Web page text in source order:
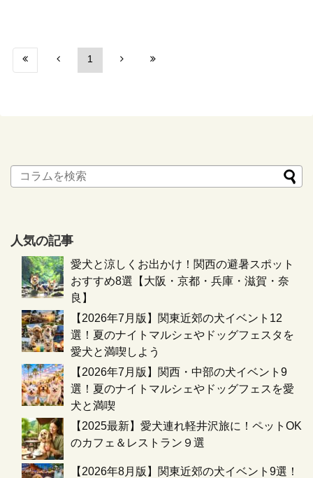
1
人気の記事
愛犬と涼しくお出かけ！関西の避暑スポット
おすすめ8選【大阪・京都・兵庫・滋賀・奈
良】
【2026年7月版】関東近郊の犬イベント12
選！夏のナイトマルシェやドッグフェスタを
愛犬と満喫しよう
【2026年7月版】関西・中部の犬イベント9
選！夏のナイトマルシェやドッグフェスを愛
犬と満喫
【2025最新】愛犬連れ軽井沢旅に！ペットOK
のカフェ＆レストラン９選
【2026年8月版】関東近郊の犬イベント9選！